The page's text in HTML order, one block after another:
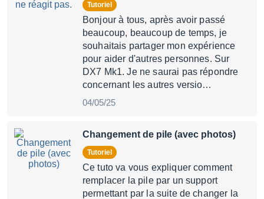
Tutoriel
Bonjour à tous, après avoir passé
beaucoup, beaucoup de temps, je
souhaitais partager mon expérience
pour aider d'autres personnes. Sur
DX7 Mk1. Je ne saurai pas répondre
concernant les autres versio…
04/05/25
Changement de pile (avec photos)
Tutoriel
Ce tuto va vous expliquer comment
remplacer la pile par un support
permettant par la suite de changer la